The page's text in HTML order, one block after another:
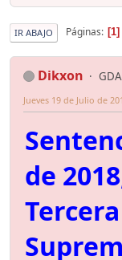
IR ABAJO Páginas 1
Dikxon GDA
Jueves 19 de Julio de
de